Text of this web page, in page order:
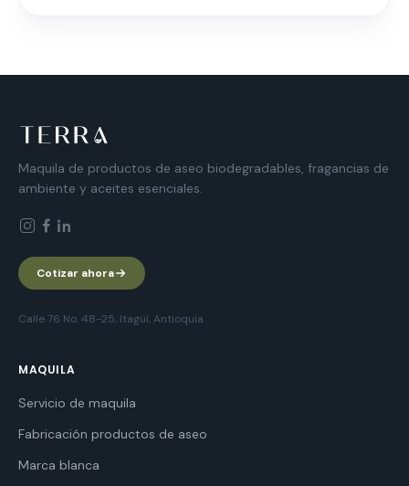
Maquila de productos de aseo biodegradables, fragancias de
ambiente y aceites esenciales.
Cotizar ahora
Calle 76 No. 48-25, Itagüí, Antioquia
MAQUILA
Servicio de maquila
Fabricación productos de aseo
Marca blanca